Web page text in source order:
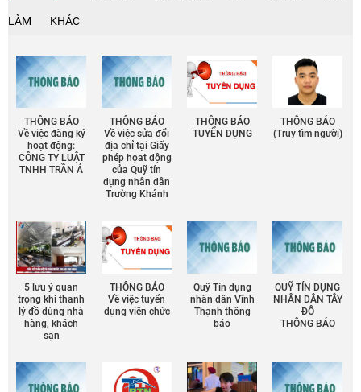
LÀM KHÁC
THÔNG BÁO
Về việc đăng ký
hoạt động:
CÔNG TY LUẬT
TNHH TRẦN Á
THÔNG BÁO
Về việc sửa đổi
địa chỉ tại Giấy
phép họat động
của Quỹ tín
dụng nhân dân
Trường Khánh
THÔNG BÁO
TUYỂN DỤNG
THÔNG BÁO
(Truy tìm người)
5 lưu ý quan
trọng khi thanh
lý đồ dùng nhà
hàng, khách
sạn
THÔNG BÁO
Về việc tuyển
dụng viên chức
Quỹ Tín dụng
nhân dân Vĩnh
Thạnh thông
báo
QUỸ TÍN DỤNG
NHÂN DÂN TÂY
ĐÔ
THÔNG BÁO